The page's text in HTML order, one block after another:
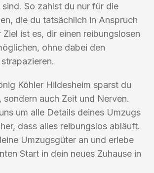
So zahlst du nur für die
die du tatsächlich in Anspruch
Ziel ist es, dir einen reibungslosen
ohne dabei den
Köhler Hildesheim sparst du
sondern auch Zeit und Nerven.
um alle Details deines Umzugs
dass alles reibungslos abläuft.
Umzugsgüter an und erlebe
Start in dein neues Zuhause in